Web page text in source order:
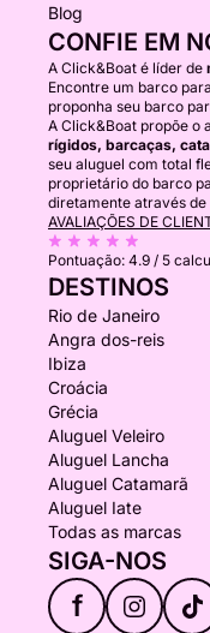
Blog
CONFIE EM
A Click&Boat é líder de
Encontre um barco
proponha seu barco
A Click&Boat propõe o
rígidos, barcaças,
seu aluguel com total
proprietário do barco
diretamente através
AVALIAÇÕES DE
Pontuação: 4.9 / 5
DESTINOS
Rio de Janeiro
Angra dos-reis
Ibiza
Croácia
Grécia
Aluguel Veleiro
Aluguel Lancha
Aluguel Catamarã
Aluguel Iate
Todas as marcas
SIGA-NOS
f